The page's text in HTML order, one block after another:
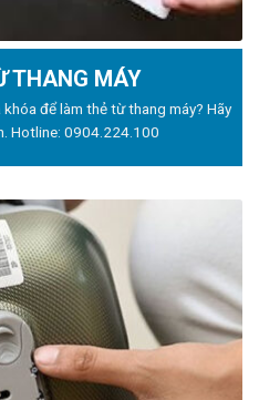
THANG MÁY
để làm thẻ từ thang máy? Hãy
Hotline: 0904.224.100